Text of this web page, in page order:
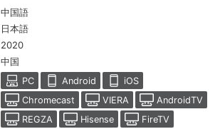
中国語
日本語
2020
中国
PC Android
iOS
Chromecast
VIERA
AndroidTV
REGZA
Hisense
FireTV